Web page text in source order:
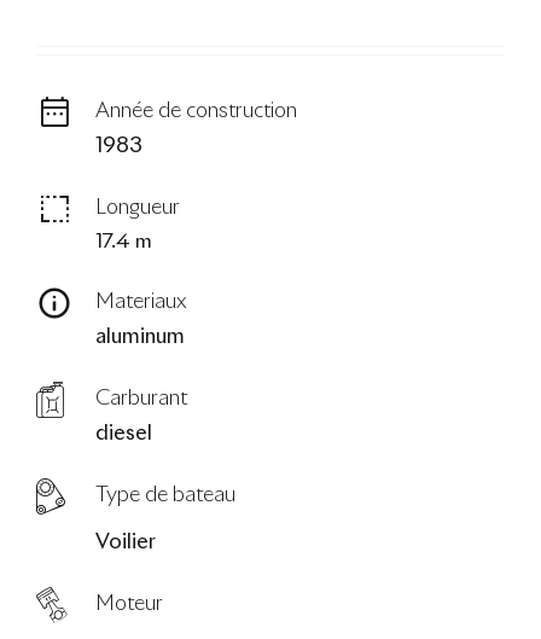
Année de construction
1983
Longueur
17.4 m
Materiaux
aluminum
Carburant
diesel
Type de bateau
Voilier
Moteur